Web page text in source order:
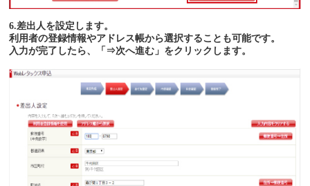
6.差出人を設定します。
利用者の登録情報やアドレス帳から選択することも可能です。
入力が完了したら、「⇒次へ進む」をクリックします。